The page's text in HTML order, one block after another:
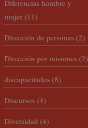
Diferencias hombre y
mujer (11)
Dirección de personas (2)
Dirección por misiones (2)
discapacitados (8)
Discursos (4)
Diversidad (4)